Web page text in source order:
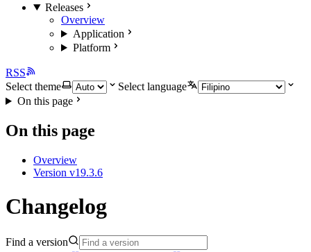
Releases
Overview
Application
Platform
RSS
Select theme
Select language
On this page
On this page
Overview
Version v19.3.6
Changelog
Find a version